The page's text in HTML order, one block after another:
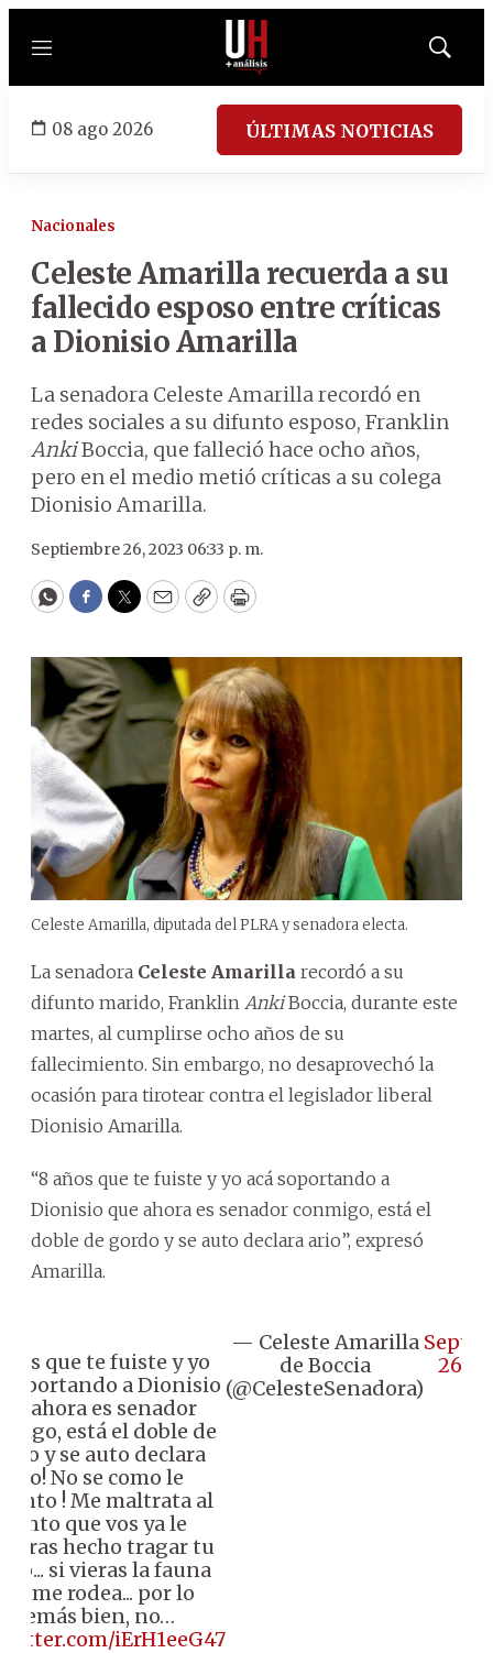
Menú
Mostrar
08 ago 2026 ÚLTIMAS NOTICIAS
Nacionales
Celeste Amarilla recuerda a su
fallecido esposo entre críticas
a Dionisio Amarilla
La senadora Celeste Amarilla recordó en
redes sociales a su difunto esposo, Franklin
AnkiBoccia, que falleció hace ocho años,
pero en el medio metió críticas a su colega
Dionisio Amarilla.
Septiembre 26, 2023 06:33 p. m.
WhatsApp
Facebook
Twitter
EmailCopyPrint
Celeste Amarilla, diputada del PLRA y senadora electa.
La senadora Celeste Amarilla recordó a su
difunto marido, Franklin AnkiBoccia, durante este
martes, al cumplirse ocho años de su
fallecimiento. Sin embargo, no desaprovechó la
ocasión para tirotear contra el legislador liberal
Dionisio Amarilla.
“8 años que te fuiste y yo acá soportando a
Dionisio que ahora es senador conmigo, está el
doble de gordo y se auto declara ario”, expresó
Amarilla.
que te fuiste y yo
soportando a Dionisio
ahora es senador
está el doble de
y se auto declara
ario! No se como le
! Me maltrata al
punto que vos ya le
hecho tragar tu
si vieras la fauna
me rodea... por lo
demás bien, no…
iErH1eeG47
— Celeste Amarilla
de Boccia
(@CelesteSenadora)
26,